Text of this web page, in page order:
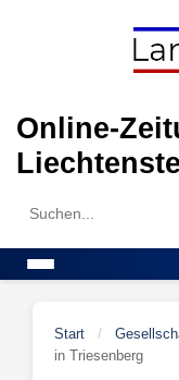
Online-
Search
Start /
in Triesenberg